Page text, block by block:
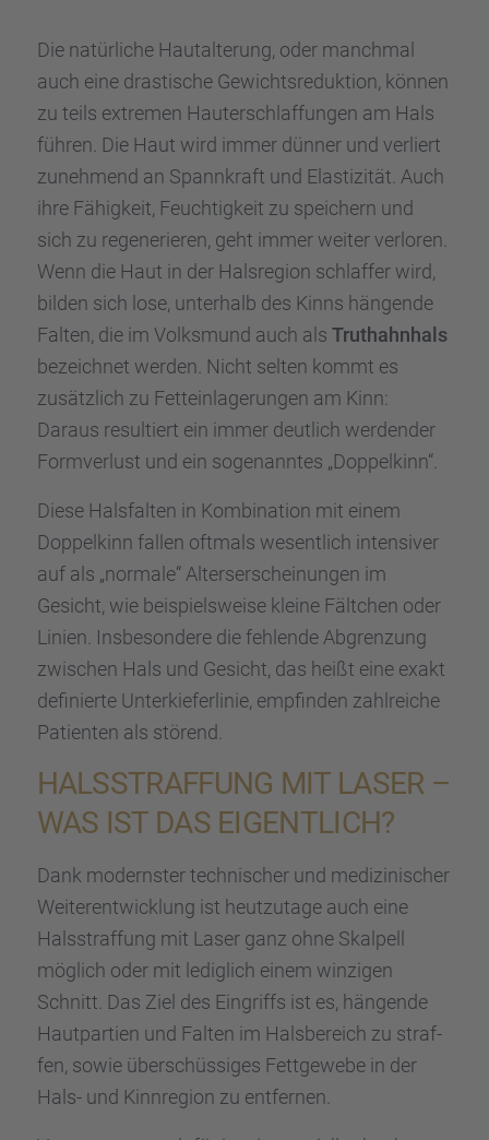
Die natür­li­che Hautal­te­rung, oder manch­mal
auch eine drasti­sche Gewichts­re­duk­tion, können
zu teils extre­men Hauter­schlaf­fun­gen am Hals
führen. Die Haut wird immer dünner und verliert
zuneh­mend an Spann­kraft und Elasti­zi­tät. Auch
ihre Fähig­keit, Feuch­tig­keit zu speichern und
sich zu regene­rie­ren, geht immer weiter verlo­ren.
Wenn die Haut in der Halsre­gion schlaf­fer wird,
bilden sich lose, unter­halb des Kinns hängende
Falten, die im Volks­mund auch als Truthahn­hals
bezeich­net werden. Nicht selten kommt es
zusätz­lich zu Fettein­la­ge­run­gen am Kinn:
Daraus resul­tiert ein immer deutlich werden­der
Formver­lust und ein sogenann­tes „Doppel­kinn“.
Diese Halsfal­ten in Kombi­na­tion mit einem
Doppel­kinn fallen oftmals wesent­lich inten­si­ver
auf als „normale“ Alters­er­schei­nun­gen im
Gesicht, wie beispiels­weise kleine Fältchen oder
Linien. Insbe­son­dere die fehlende Abgren­zung
zwischen Hals und Gesicht, das heißt eine exakt
definierte Unter­kie­fer­li­nie, empfin­den zahlrei­che
Patien­ten als störend.
HALSSTRAF­FUNG MIT LASER –
WAS IST DAS EIGENT­LICH?
Dank moderns­ter techni­scher und medizi­ni­scher
Weiter­ent­wick­lung ist heutzu­tage auch eine
Halsstraf­fung mit Laser ganz ohne Skalpell
möglich oder mit ledig­lich einem winzi­gen
Schnitt. Das Ziel des Eingriffs ist es, hängende
Hautpar­tien und Falten im Halsbe­reich zu straf­
fen, sowie überschüs­si­ges Fettge­webe in der
Hals- und Kinnre­gion zu entfer­nen.